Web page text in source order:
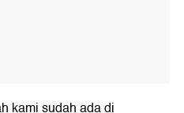
kami sudah ada di